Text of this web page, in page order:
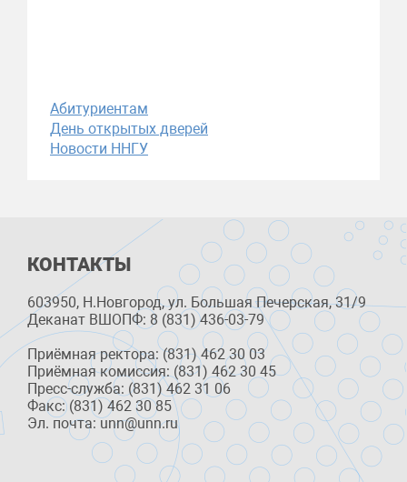
Абитуриентам
День открытых дверей
Новости ННГУ
КОНТАКТЫ
603950, Н.Новгород, ул. Большая Печерская, 31/9
Деканат ВШОПФ: 8 (831) 436-03-79
Приёмная ректора: (831) 462 30 03
Приёмная комиссия: (831) 462 30 45
Пресс-служба: (831) 462 31 06
Факс: (831) 462 30 85
Эл. почта: unn@unn.ru